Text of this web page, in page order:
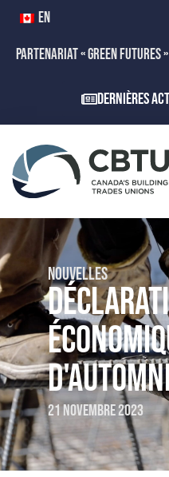
EN
PARTENARIAT « GREEN FUTURES »
Dernières
NOUVELLES
21 novembre 2023